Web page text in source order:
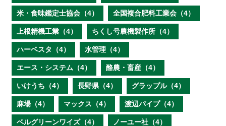
米・食味鑑定士協会（4） 全国複合肥料工業会（4）
上根精機工業（4） ちくし号農機製作所（4）
ハーベスタ（4） 水管理（4）
エース・システム（4） 酪農・畜産（4）
いけうち（4） 長野県（4） グラップル（4）
麻場（4） マックス（4） 渡辺パイプ（4）
ベルグリーンワイズ（4） ノーユー社（4）